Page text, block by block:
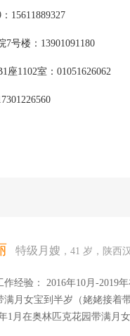
15611889327
号楼：13901091180
1102室：01051626062
特级月嫂 ，41 岁，陕西
作经验： 2016年10月-2019年在汉中
满月女宝到半岁（姥姥接着
奥林匹克花园带满月女宝到1岁3个月 2023年2月至